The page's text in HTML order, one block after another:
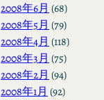
2008年6月 (68)
2008年5月 (79)
2008年4月 (118)
2008年3月 (75)
2008年2月 (94)
2008年1月 (92)